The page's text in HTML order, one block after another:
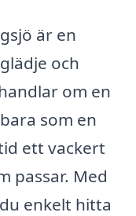
är en
och
om en
som en
ett vackert
passar. Med
enkelt hitta